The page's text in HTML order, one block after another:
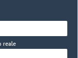
reale